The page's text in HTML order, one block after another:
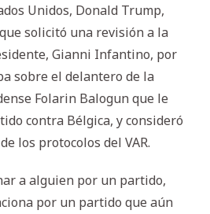
Unidos, Donald Trump,
solicitó una revisión a la
Gianni Infantino, por
sobre el delantero de la
Folarin Balogun que le
contra Bélgica, y consideró
los protocolos del VAR.
a alguien por un partido,
por un partido que aún